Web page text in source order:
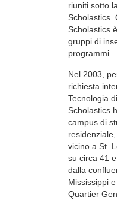
riuniti sotto
Scholastics.
Scholastics
gruppi di
programmi.
Nel 2003,
richiesta
Tecnologia
Scholastics
campus di
vicino a St.
su circa 41
dalla
Mississippi
Quartier